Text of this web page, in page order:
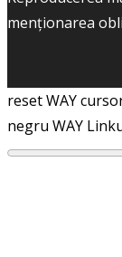
menţionarea
reset WAY
negru WAY